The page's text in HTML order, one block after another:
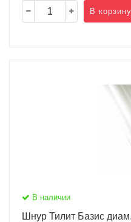
В корзину
В наличии
Шнур Тилит Базис